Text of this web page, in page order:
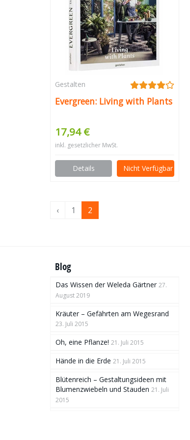
Gestalten
Evergreen: Living with Plants
17,94 €
inkl. gesetzlicher MwSt.
Details Nicht Verfügbar
‹ 1 2
Blog
Das Wissen der Weleda Gärtner 27.
August 2019
Kräuter – Gefährten am Wegesrand
23. Juli 2015
Oh, eine Pflanze! 21. Juli 2015
Hände in die Erde 21. Juli 2015
Blütenreich – Gestaltungsideen mit
Blumenzwiebeln und Stauden 21. Juli
2015